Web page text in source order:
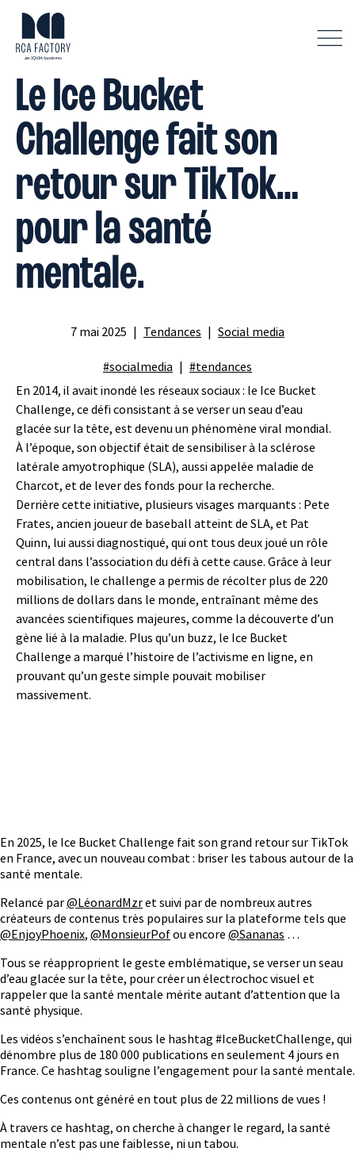
Le Ice Bucket
Challenge fait son
retour sur TikTok…
pour la santé
mentale.
7 mai 2025 Tendances Social media
#socialmedia
#tendances
En 2014, il avait inondé les réseaux sociaux : le Ice Bucket
Challenge, ce défi consistant à se verser un seau d’eau
glacée sur la tête, est devenu un phénomène viral mondial.
À l’époque, son objectif était de sensibiliser à la sclérose
latérale amyotrophique (SLA), aussi appelée maladie de
Charcot, et de lever des fonds pour la recherche.
Derrière cette initiative, plusieurs visages marquants : Pete
Frates, ancien joueur de baseball atteint de SLA, et Pat
Quinn, lui aussi diagnostiqué, qui ont tous deux joué un rôle
central dans l’association du défi à cette cause. Grâce à leur
mobilisation, le challenge a permis de récolter plus de 220
millions de dollars dans le monde, entraînant même des
avancées scientifiques majeures, comme la découverte d’un
gène lié à la maladie. Plus qu’un buzz, le Ice Bucket
Challenge a marqué l’histoire de l’activisme en ligne, en
prouvant qu’un geste simple pouvait mobiliser
massivement.
En 2025, le Ice Bucket Challenge fait son grand retour sur TikTok
en France, avec un nouveau combat : briser les tabous autour de la
santé mentale.
Relancé par@LéonardMzret suivi par de nombreux autres
créateurs de contenus très populaires sur la plateforme tels que
@EnjoyPhoenix, @MonsieurPofou encore @Sananas …
Tous se réapproprient le geste emblématique, se verser un seau
d’eau glacée sur la tête, pour créer un électrochoc visuel et
rappeler que la santé mentale mérite autant d’attention que la
santé physique.
Les vidéos s’enchaînent sous le hashtag #IceBucketChallenge, qui
dénombre plus de 180 000 publications en seulement 4 jours en
France. Ce hashtag souligne l’engagement pour la santé mentale.
Ces contenus ont généré en tout plus de 22 millions de vues !
À travers ce hashtag, on cherche à changer le regard, la santé
mentale n’est pas une faiblesse, ni un tabou.
A